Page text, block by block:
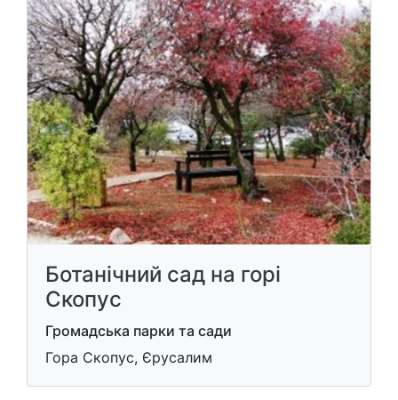
Ботанічний сад на горі
Скопус
Громадська парки та сади
Гора Скопус, Єрусалим